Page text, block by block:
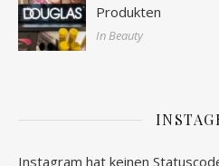
Produkten
In Beauty
Instagram hat keinen